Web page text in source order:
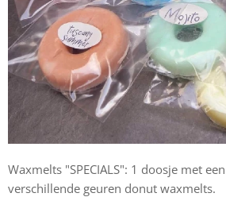
Waxmelts "SPECIALS": 1 doosje met
verschillende geuren donut waxmelts.